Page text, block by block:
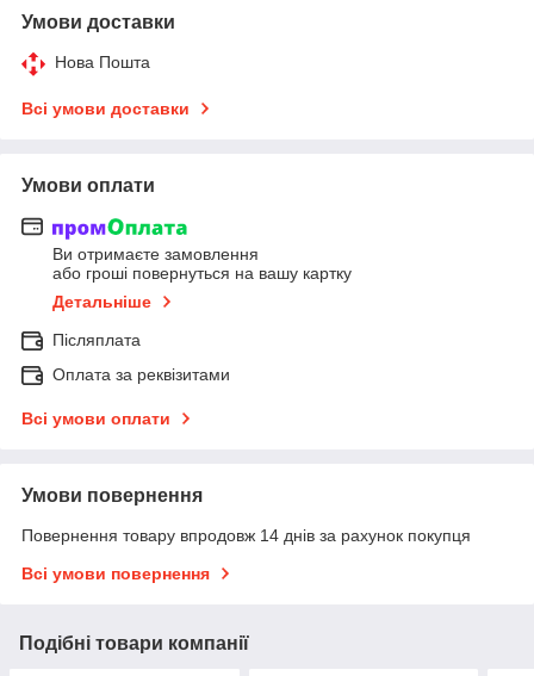
Умови доставки
Нова Пошта
Всі умови доставки
Умови оплати
Ви отримаєте замовлення
або гроші повернуться на вашу картку
Детальніше
Післяплата
Оплата за реквізитами
Всі умови оплати
Умови повернення
Повернення товару впродовж 14 днів за рахунок покупця
Всі умови повернення
Подібні товари компанії